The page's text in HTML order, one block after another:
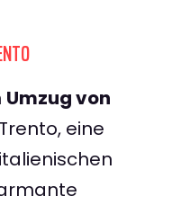
Umzug von
eine